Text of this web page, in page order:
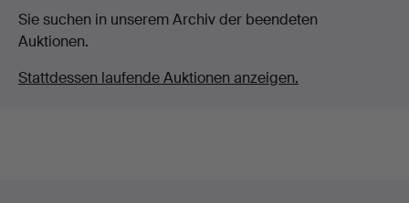
Sie suchen in unserem Archiv der beendeten
Auktionen.
Stattdessen laufende Auktionen anzeigen.